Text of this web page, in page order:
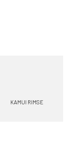
KAMUI RIMSE